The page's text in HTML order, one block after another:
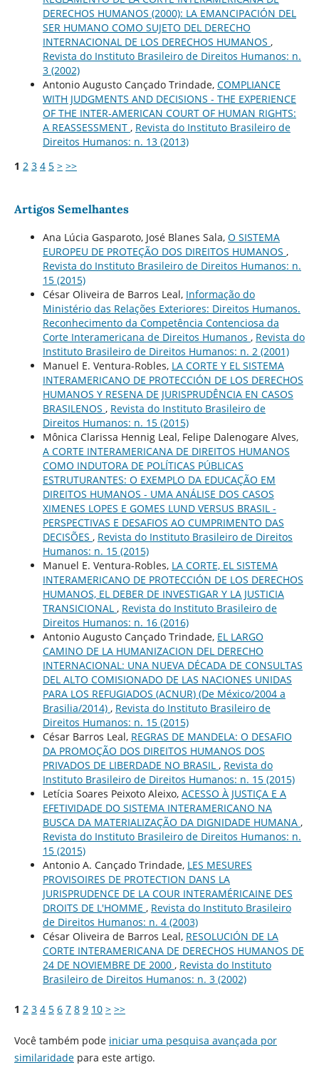
DERECHOS HUMANOS (2000): LA EMANCIPACIÓN DEL
SER HUMANO COMO SUJETO DEL DERECHO
INTERNACIONAL DE LOS DERECHOS HUMANOS ,
Revista do Instituto Brasileiro de Direitos Humanos: n.
3 (2002)
Antonio Augusto Cançado Trindade, COMPLIANCE
WITH JUDGMENTS AND DECISIONS - THE EXPERIENCE
OF THE INTER-AMERICAN COURT OF HUMAN RIGHTS:
A REASSESSMENT , Revista do Instituto Brasileiro de
Direitos Humanos: n. 13 (2013)
1 2 3 4 5 > >>
Artigos Semelhantes
Ana Lúcia Gasparoto, José Blanes Sala, O SISTEMA
EUROPEU DE PROTEÇÃO DOS DIREITOS HUMANOS ,
Revista do Instituto Brasileiro de Direitos Humanos: n.
15 (2015)
César Oliveira de Barros Leal, Informação do
Ministério das Relações Exteriores: Direitos Humanos.
Reconhecimento da Competência Contenciosa da
Corte Interamericana de Direitos Humanos , Revista do
Instituto Brasileiro de Direitos Humanos: n. 2 (2001)
Manuel E. Ventura-Robles, LA CORTE Y EL SISTEMA
INTERAMERICANO DE PROTECCIÓN DE LOS DERECHOS
HUMANOS Y RESENA DE JURISPRUDÊNCIA EN CASOS
BRASILENOS , Revista do Instituto Brasileiro de
Direitos Humanos: n. 15 (2015)
Mônica Clarissa Hennig Leal, Felipe Dalenogare Alves,
A CORTE INTERAMERICANA DE DIREITOS HUMANOS
COMO INDUTORA DE POLÍTICAS PÚBLICAS
ESTRUTURANTES: O EXEMPLO DA EDUCAÇÃO EM
DIREITOS HUMANOS - UMA ANÁLISE DOS CASOS
XIMENES LOPES E GOMES LUND VERSUS BRASIL -
PERSPECTIVAS E DESAFIOS AO CUMPRIMENTO DAS
DECISÕES , Revista do Instituto Brasileiro de Direitos
Humanos: n. 15 (2015)
Manuel E. Ventura-Robles, LA CORTE, EL SISTEMA
INTERAMERICANO DE PROTECCIÓN DE LOS DERECHOS
HUMANOS, EL DEBER DE INVESTIGAR Y LA JUSTICIA
TRANSICIONAL , Revista do Instituto Brasileiro de
Direitos Humanos: n. 16 (2016)
Antonio Augusto Cançado Trindade, EL LARGO
CAMINO DE LA HUMANIZACION DEL DERECHO
INTERNACIONAL: UNA NUEVA DÉCADA DE CONSULTAS
DEL ALTO COMISIONADO DE LAS NACIONES UNIDAS
PARA LOS REFUGIADOS (ACNUR) (De México/2004 a
Brasilia/2014) , Revista do Instituto Brasileiro de
Direitos Humanos: n. 15 (2015)
César Barros Leal, REGRAS DE MANDELA: O DESAFIO
DA PROMOÇÃO DOS DIREITOS HUMANOS DOS
PRIVADOS DE LIBERDADE NO BRASIL , Revista do
Instituto Brasileiro de Direitos Humanos: n. 15 (2015)
Letícia Soares Peixoto Aleixo, ACESSO À JUSTIÇA E A
EFETIVIDADE DO SISTEMA INTERAMERICANO NA
BUSCA DA MATERIALIZAÇÃO DA DIGNIDADE HUMANA ,
Revista do Instituto Brasileiro de Direitos Humanos: n.
15 (2015)
Antonio A. Cançado Trindade, LES MESURES
PROVISOIRES DE PROTECTION DANS LA
JURISPRUDENCE DE LA COUR INTERAMÉRICAINE DES
DROITS DE L'HOMME , Revista do Instituto Brasileiro
de Direitos Humanos: n. 4 (2003)
César Oliveira de Barros Leal, RESOLUCIÓN DE LA
CORTE INTERAMERICANA DE DERECHOS HUMANOS DE
24 DE NOVIEMBRE DE 2000 , Revista do Instituto
Brasileiro de Direitos Humanos: n. 3 (2002)
1 2 3 4 5 6 7 8 9 10 > >>
Você também pode iniciar uma pesquisa avançada por
similaridadepara este artigo.